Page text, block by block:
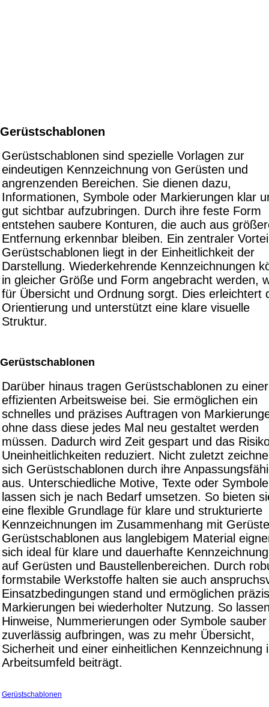
Gerüstschablonen
Gerüstschablonen sind spezielle Vorlagen zur
eindeutigen Kennzeichnung von Gerüsten und
angrenzenden Bereichen. Sie dienen dazu,
Informationen, Symbole oder Markierungen klar
gut sichtbar aufzubringen. Durch ihre feste Form
entstehen saubere Konturen, die auch aus
Entfernung erkennbar bleiben. Ein zentraler
Gerüstschablonen liegt in der Einheitlichkeit der
Darstellung. Wiederkehrende Kennzeichnungen
in gleicher Größe und Form angebracht werden,
für Übersicht und Ordnung sorgt. Dies erleichtert
Orientierung und unterstützt eine klare visuelle
Struktur.
Gerüstschablonen
Darüber hinaus tragen Gerüstschablonen zu einer
effizienten Arbeitsweise bei. Sie ermöglichen ein
schnelles und präzises Auftragen von
ohne dass diese jedes Mal neu gestaltet werden
müssen. Dadurch wird Zeit gespart und das
Uneinheitlichkeiten reduziert. Nicht zuletzt
sich Gerüstschablonen durch ihre
aus. Unterschiedliche Motive, Texte oder Symbole
lassen sich je nach Bedarf umsetzen. So bieten
eine flexible Grundlage für klare und strukturierte
Kennzeichnungen im Zusammenhang mit
Gerüstschablonen aus langlebigem Material
sich ideal für klare und dauerhafte
auf Gerüsten und Baustellenbereichen. Durch
formstabile Werkstoffe halten sie auch
Einsatzbedingungen stand und ermöglichen
Markierungen bei wiederholter Nutzung. So
Hinweise, Nummerierungen oder Symbole
zuverlässig aufbringen, was zu mehr Übersicht,
Sicherheit und einer einheitlichen Kennzeichnung
Arbeitsumfeld beiträgt.
Gerüstschablonen